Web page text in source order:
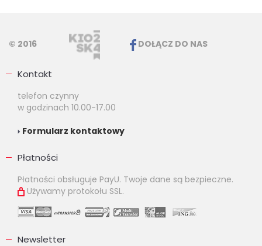
© 2016 DOŁĄCZ DO NAS
Kontakt
telefon czynny
w godzinach 10.00-17.00
Formularz kontaktowy
Płatności
Płatności obsługuje PayU. Twoje dane są bezpieczne.
Używamy protokołu SSL.
Newsletter